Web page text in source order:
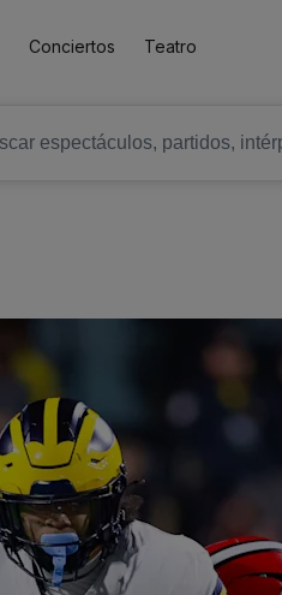
Conciertos Teatro